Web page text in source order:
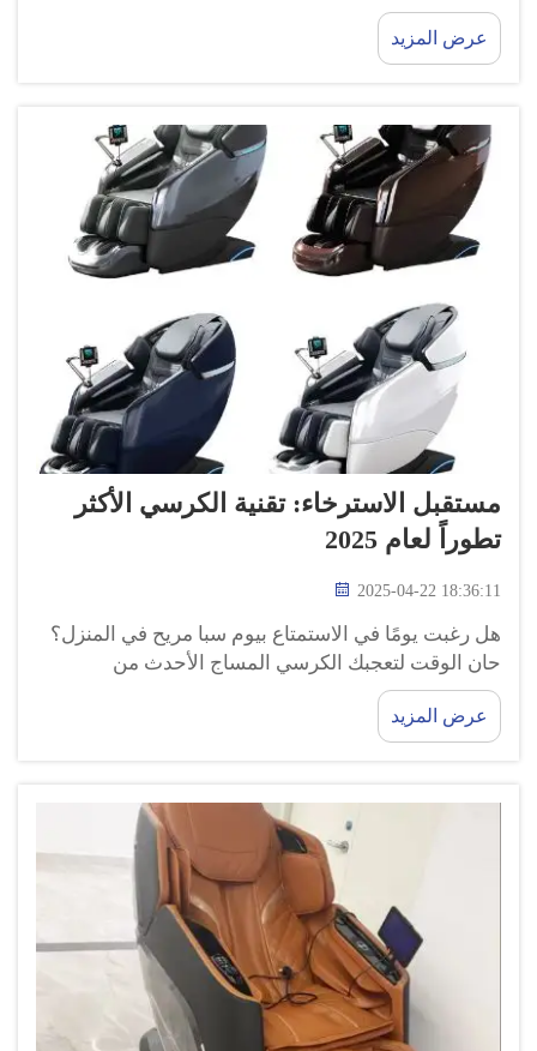
رائعة يمكنها أن تمنحك شعورًا بتدليك انعدام الجاذبية! إذًا
دعونا نلقي نظرة على طريقة عمل هذه الكراسي ولماذا
هي رائعة جدًا. انعدام الجاذبية...
عرض المزيد
مستقبل الاسترخاء: تقنية الكرسي الأكثر
تطوراً لعام 2025
2025-04-22 18:36:11
هل رغبت يومًا في الاستمتاع بيوم سبا مريح في المنزل؟
حان الوقت لتعجبك الكرسي المساج الأحدث من
GUOHENG! هل يمكنك تخيل نفسك ترتاح بعد يوم طويل
في المدرسة أو اللعب خارجًا مع أصدقائك؟ كراسي
التدليك ...
عرض المزيد